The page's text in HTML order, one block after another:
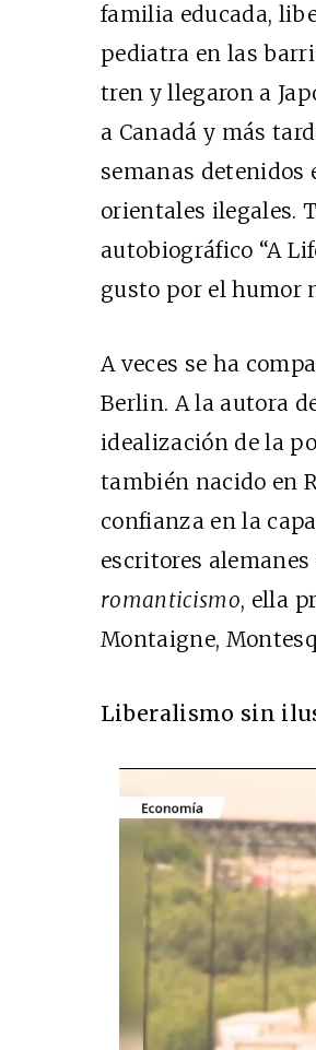
familia educada,
pediatra en las
tren y llegaron a
a Canadá y más
semanas
orientales ilegales.
autobiográfico “A
gusto por el humor
A veces se ha
Berlin. A la autora
idealización de la
también nacido en
confianza en la
escritores
romanticismo, ella
Montaigne,
Liberalismo sin